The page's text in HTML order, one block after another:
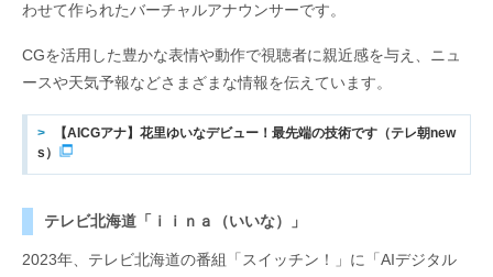
わせて作られたバーチャルアナウンサーです。
CGを活用した豊かな表情や動作で視聴者に親近感を与え、ニュ
ースや天気予報などさまざまな情報を伝えています。
【AICGアナ】花里ゆいなデビュー！最先端の技術です（テレ朝new
s）
テレビ北海道「ｉｉｎａ（いいな）」
2023年、テレビ北海道の番組「スイッチン！」に「AIデジタル